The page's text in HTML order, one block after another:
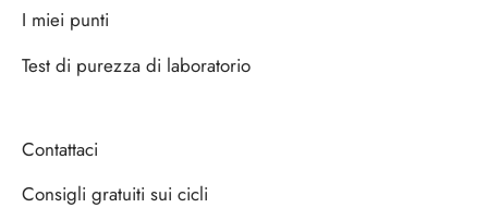
I miei punti
Test di purezza di laboratorio
Contattaci
Consigli gratuiti sui cicli